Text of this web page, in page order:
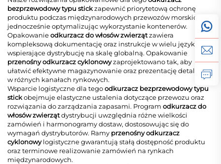
bezprzewodowy typu stickzapewnić priorytetową ochronę
produktu podczas międzynarodowych przewozów morskich,
jednocześnie optymalizując wykorzystanie kontenerów.
Opakowanieodkurzacz do włosów zwierzątzawiera
kompleksową dokumentację oraz instrukcje w wielu językach
wspierające dystrybucję na skalę globalną. Opakowanie
przenośny odkurzacz cyklonowyzaprojektowano tak, aby
ułatwić efektywne magazynowanie oraz prezentację detaliczną
w różnych kanałach rynkowych.
Wsparcie logistyczne dla tegoodkurzacz bezprzewodowy typu
stickobejmuje elastyczne ustalenia dotyczące przewozu oraz
rozwiązania do zarządzania zapasami. Program odkurzacz do
włosów zwierzątdystrybucji uwzględnia różne wielkości
zamówień i harmonogramy dostaw, dostosowując się do
wymagań dystrybutorów. Ramy przenośny odkurzacz
cyklonowylogistyczne gwarantują stałą dostępność produktu
oraz terminowe realizowanie zamówień na rynkach
międzynarodowych.